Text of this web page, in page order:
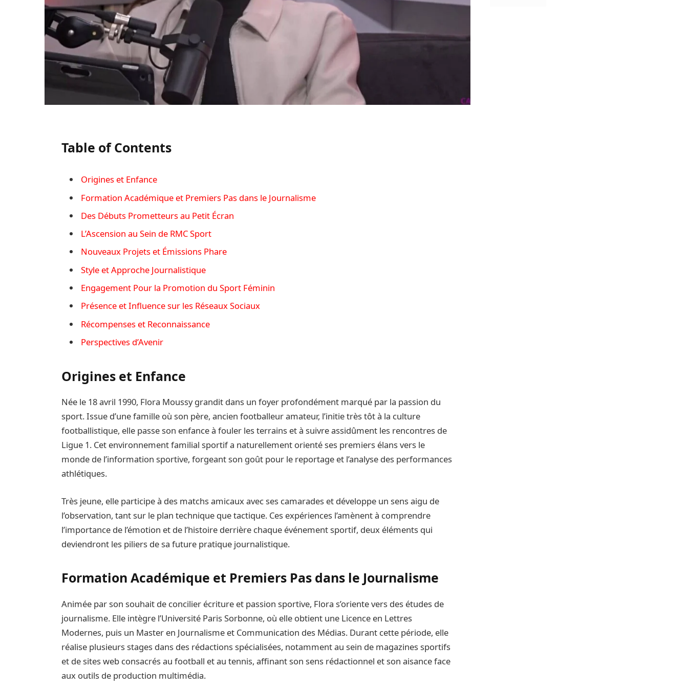
Table of Contents
Origines et Enfance
Formation Académique et Premiers Pas dans le Journalisme
Des Débuts Prometteurs au Petit Écran
L’Ascension au Sein de RMC Sport
Nouveaux Projets et Émissions Phare
Style et Approche Journalistique
Engagement Pour la Promotion du Sport Féminin
Présence et Influence sur les Réseaux Sociaux
Récompenses et Reconnaissance
Perspectives d’Avenir
Origines et Enfance
Née le 18 avril 1990, Flora Moussy grandit dans un foyer profondément marqué par la passion du
sport. Issue d’une famille où son père, ancien footballeur amateur, l’initie très tôt à la culture
footballistique, elle passe son enfance à fouler les terrains et à suivre assidûment les rencontres de
Ligue 1. Cet environnement familial sportif a naturellement orienté ses premiers élans vers le
monde de l’information sportive, forgeant son goût pour le reportage et l’analyse des performances
athlétiques.
Très jeune, elle participe à des matchs amicaux avec ses camarades et développe un sens aigu de
l’observation, tant sur le plan technique que tactique. Ces expériences l’amènent à comprendre
l’importance de l’émotion et de l’histoire derrière chaque événement sportif, deux éléments qui
deviendront les piliers de sa future pratique journalistique.
Formation Académique et Premiers Pas dans le Journalisme
Animée par son souhait de concilier écriture et passion sportive, Flora s’oriente vers des études de
journalisme. Elle intègre l’Université Paris Sorbonne, où elle obtient une Licence en Lettres
Modernes, puis un Master en Journalisme et Communication des Médias. Durant cette période, elle
réalise plusieurs stages dans des rédactions spécialisées, notamment au sein de magazines sportifs
et de sites web consacrés au football et au tennis, affinant son sens rédactionnel et son aisance face
aux outils de production multimédia.